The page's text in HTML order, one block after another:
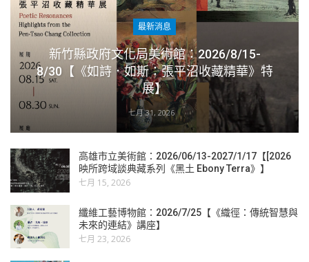
最新消息
新竹縣政府文化局美術館：2026/8/15-
8/30【《如詩．如斯：張平沼收藏精華》特
展】
七月 31, 2026
高雄市立美術館：2026/06/13-2027/1/17【[2026
映所跨域談典藏系列《黑土 Ebony Terra》】
七月 15, 2026
纖維工藝博物館：2026/7/25【《織徑：傳統智慧與
未來的連結》講座】
七月 23, 2026